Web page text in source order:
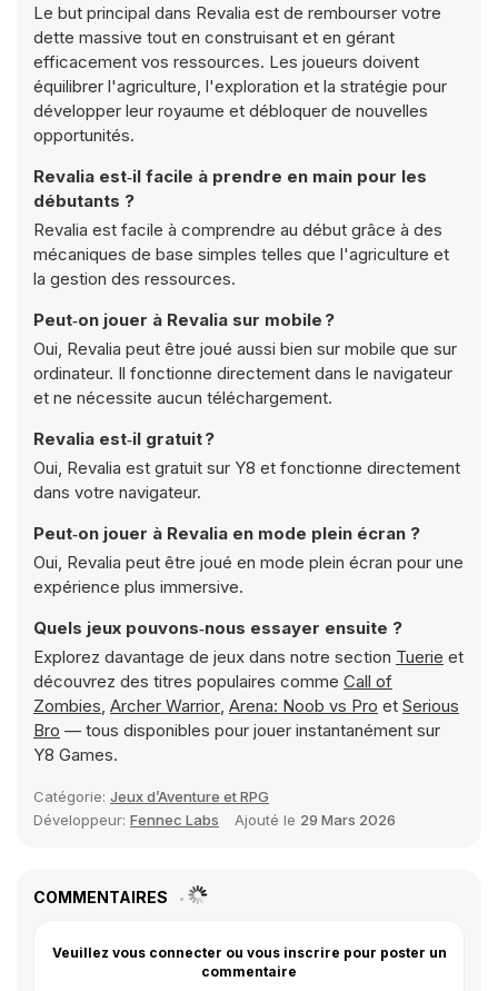
Le but principal dans Revalia est de rembourser votre
dette massive tout en construisant et en gérant
efficacement vos ressources. Les joueurs doivent
équilibrer l'agriculture, l'exploration et la stratégie pour
développer leur royaume et débloquer de nouvelles
opportunités.
Revalia est‑il facile à prendre en main pour les
débutants ?
Revalia est facile à comprendre au début grâce à des
mécaniques de base simples telles que l'agriculture et
la gestion des ressources.
Peut‑on jouer à Revalia sur mobile ?
Oui, Revalia peut être joué aussi bien sur mobile que sur
ordinateur. Il fonctionne directement dans le navigateur
et ne nécessite aucun téléchargement.
Revalia est‑il gratuit ?
Oui, Revalia est gratuit sur Y8 et fonctionne directement
dans votre navigateur.
Peut‑on jouer à Revalia en mode plein écran ?
Oui, Revalia peut être joué en mode plein écran pour une
expérience plus immersive.
Quels jeux pouvons‑nous essayer ensuite ?
Explorez davantage de jeux dans notre section Tuerie et
découvrez des titres populaires comme Call of
Zombies, Archer Warrior, Arena: Noob vs Pro et Serious
Bro — tous disponibles pour jouer instantanément sur
Y8 Games.
Catégorie: Jeux d’Aventure et RPG
Développeur: Fennec Labs Ajouté le 29 Mars 2026
COMMENTAIRES
Veuillez vous connecter ou vous inscrire pour poster un
commentaire